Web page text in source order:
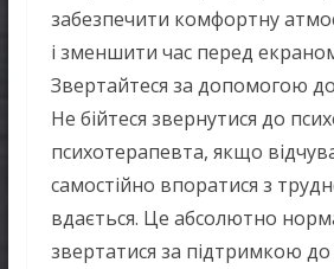
забезпечити комфортну
і зменшити час перед
Звертайтеся за допомогою до
Не бійтеся звернутися до
психотерапевта, якщо
самостійно впоратися з
вдається. Це абсолютно
звертатися за підтримкою до